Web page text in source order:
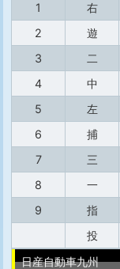
1
右
2
遊
3
二
4
中
5
左
6
捕
7
三
8
一
9
指
投
日産自動車九州